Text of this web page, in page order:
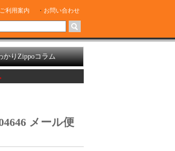
ご利用案内 お問い合わせ
かりZippoコラム
メール便